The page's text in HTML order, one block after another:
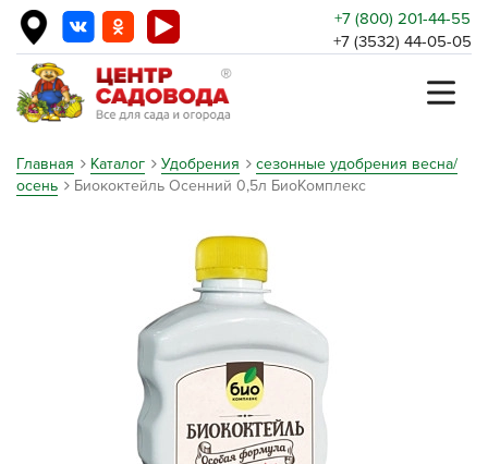
+7 (800) 201-44-55
+7 (3532) 44-05-05
Главная Каталог Удобрения
сезонные удобрения весна/
осень
Биококтейль Осенний 0,5л БиоКомплекс